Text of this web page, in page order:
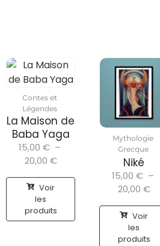
Contes et
Légendes
La Maison de
Baba Yaga
15,00 € –
20,00 €
Voir
les
produits
Mythologie
Grecque
Niké
15,00 € –
20,00 €
Voir
les
produits